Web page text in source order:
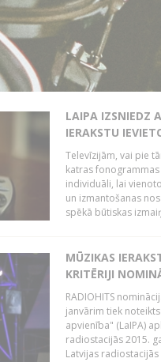
LAIPA IZSNIEDZ
IERAKSTU
Televīzijām, vai pie
katras
individuāli, lai
un izmantošanas
spēkā būtiskas
MŪZIKAS
KRITĒRIJI
RADIOHITS
janvārim tiek
apvienība" (LaIPA)
radiostacijās 2015.
Latvijas